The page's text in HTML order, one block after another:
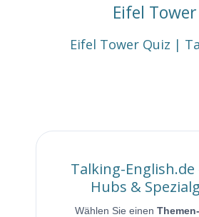
Eifel
Eifel Tower Quiz |
Talking-
Hubs &
Wählen Sie einen